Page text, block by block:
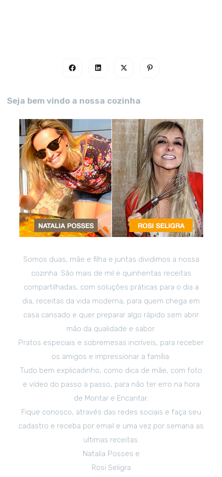
Seja bem vindo a nossa cozinha
Somos duas, mãe e filha e juntas dividimos a nossa
cozinha. São mais de mil e quinhentas receitas
compartilhadas, com soluções práticas para o dia a
dia, receitas da vida moderna, para quem chega em
casa cansado e quer preparar algo rápido sem abrir
mão da qualidade e sabor.
Pratos especiais e sobremesas incríveis, para receber
os amigos e impressionar a família.
Tudo bem explicadinho, como dica de mãe, com foto
e vídeo do passo a passo, para não ter erro na hora
de Montar e Encantar.
Fique conosco, através das redes sociais e faça seu
cadastro e receba por email e uma vez por semana as
ultimas receitas.
Natalia Posses e
Rosi Seligra